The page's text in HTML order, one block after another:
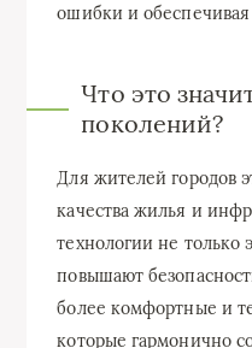
ошибки и
Что это
поколений?
Для жителей городов
качества жилья и
технологии не только
повышают
более комфортные и
которые гармонично